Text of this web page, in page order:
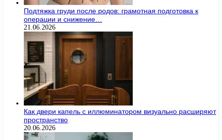
Подтяжка груди после родов: грамотная подготовка к
операции и снижение…
21.06.2026
Как двери капель с иллюминатором визуально расширяют
пространство
20.06.2026